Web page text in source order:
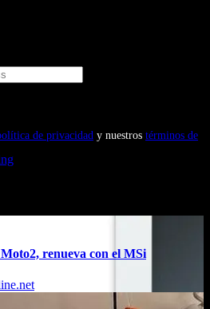
de privacidad y nuestros términos de
renueva con el MSi